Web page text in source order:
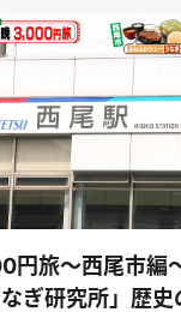
円旅～西尾市編
ぎ研究所」歴史